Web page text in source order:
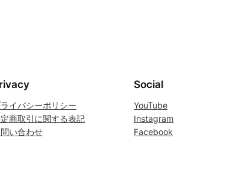
イバシーポリシー
商取引に関する表記
い合わせ
Social
YouTube
Instagram
Facebook